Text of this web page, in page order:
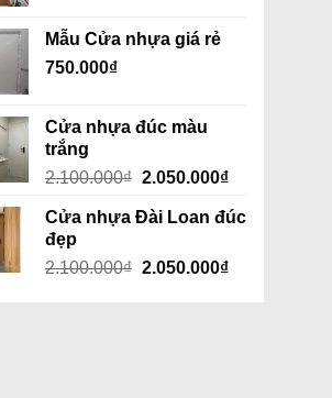
Mẫu Cửa nhựa giá rẻ
750.000₫
Cửa nhựa đúc màu
trắng
2.100.000₫ Giá
là:
2.050.000₫Giá
tại
2.050.000₫.
Cửa nhựa Đài Loan đúc
đẹp
2.100.000₫ Giá
2.050.000₫Giá